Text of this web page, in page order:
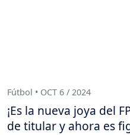
Fútbol • OCT 6 / 2024
¡Es la nueva joya del
de titular y ahora es